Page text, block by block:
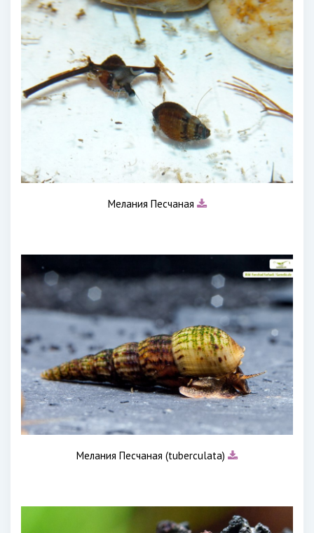
Мелания Песчаная
Мелания Песчаная (tuberculata)